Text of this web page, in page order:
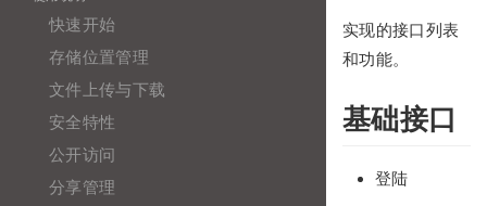
快速开始
存储位置管理
文件上传与下载
安全特性
公开访问
分享管理
实现的接口列表
和功能。
基础接口
登陆